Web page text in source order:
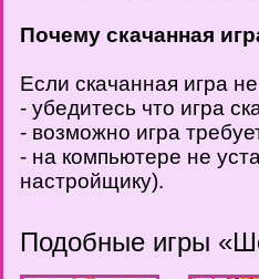
Почему скачанная
Если скачанная игра
- убедитесь что игра
- возможно игра
- на компьютере не
настройщику).
Подобные игры